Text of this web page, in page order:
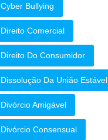
Cyber Bullying
Direito Comercial
Direito Do Consumidor
Dissolução Da União Estável
Divórcio Amigável
Divórcio Consensual